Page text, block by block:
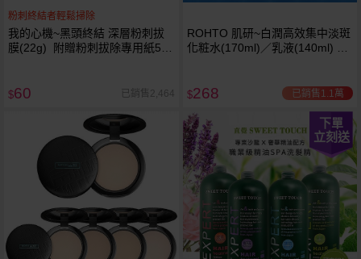
粉刺終結者輕鬆掃除
我的心機~黑頭終結 深層粉刺拔
膜(22g) 附贈粉刺拔除專用紙50
$60 已銷售2,464
ROHTO 肌研~白潤高效集中淡斑
化粧水(170ml)／乳液(140ml) 款
$268 已銷售1.1萬
下單
立刻送